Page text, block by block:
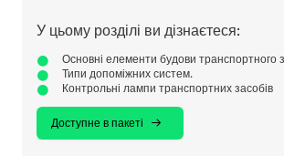
У цьому розділі ви дізнаєтеся:
Основні елементи будови транспортного
Типи допоміжних систем.
Контрольні лампи транспортних засобів
Доступне в пакеті